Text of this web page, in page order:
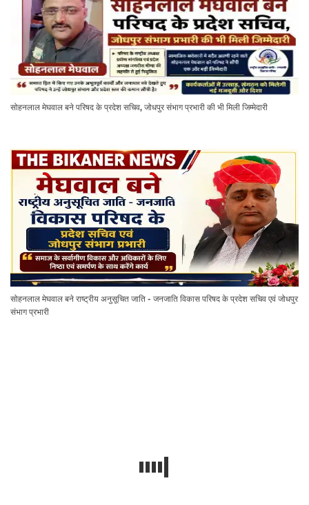
सोहनलाल मेघवाल बने परिषद के प्रदेश सचिव, जोधपुर संभाग प्रभारी की भी मिली जिम्मेदारी
सोहनलाल मेघवाल बने राष्ट्रीय अनुसूचित जाति - जनजाति विकास परिषद के प्रदेश सचिव एवं जोधपुर
संभाग प्रभारी